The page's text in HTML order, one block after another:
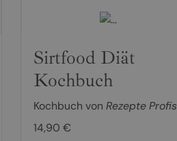
Sirtfood Diät
Kochbuch
Kochbuch von Rezepte Profis
14,90 €